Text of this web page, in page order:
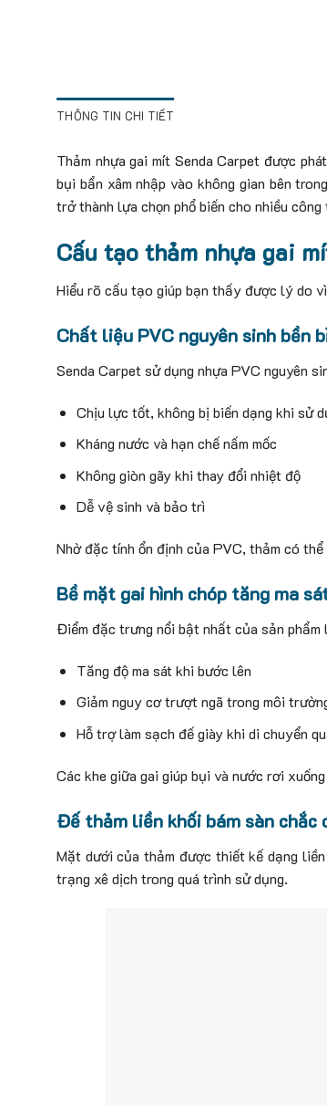
THÔNG TIN CHI TIẾT
Thảm nhựa gai mít Senda Carpet được
bụi bẩn xâm nhập vào không gian bên
trở thành lựa chọn phổ biến cho nhiều
Cấu tạo thảm nhựa gai
Hiểu rõ cấu tạo giúp bạn thấy được lý do
Chất liệu PVC nguyên sinh bền
Senda Carpet sử dụng nhựa PVC nguyên
Chịu lực tốt, không bị biến dạng khi sử
Kháng nước và hạn chế nấm mốc
Không giòn gãy khi thay đổi nhiệt độ
Dễ vệ sinh và bảo trì
Nhờ đặc tính ổn định của PVC, thảm có
Bề mặt gai hình chóp tăng ma
Điểm đặc trưng nổi bật nhất của sản phẩm
Tăng độ ma sát khi bước lên
Giảm nguy cơ trượt ngã trong môi
Hỗ trợ làm sạch đế giày khi di chuyển
Các khe giữa gai giúp bụi và nước rơi
Đế thảm liền khối bám sàn chắc
Mặt dưới của thảm được thiết kế dạng
trạng xê dịch trong quá trình sử dụng.